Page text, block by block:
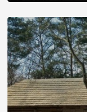
поганому стані,
різьблення – була
реставрувати, а
[…]